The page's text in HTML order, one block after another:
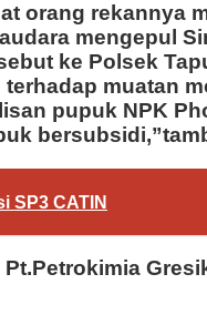
orang
mengepul
ke Polsek
muatan
pupuk NPK
SP3 CATIN